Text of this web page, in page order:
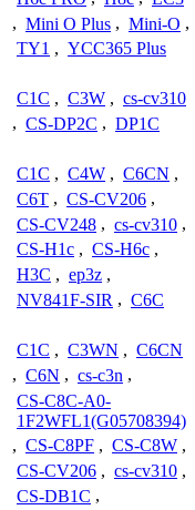
, Mini O Plus , Mini-O ,
TY1 , YCC365 Plus
C1C , C3W , cs-cv310
, CS-DP2C , DP1C
C1C , C4W , C6CN ,
C6T , CS-CV206 ,
CS-CV248 , cs-cv310 ,
CS-H1c , CS-H6c ,
H3C , ep3z ,
NV841F-SIR , C6C
C1C , C3WN , C6CN
, C6N , cs-c3n ,
CS-C8C-A0-
1F2WFL1(G05708394)
, CS-C8PF , CS-C8W ,
CS-CV206 , cs-cv310 ,
CS-DB1C ,